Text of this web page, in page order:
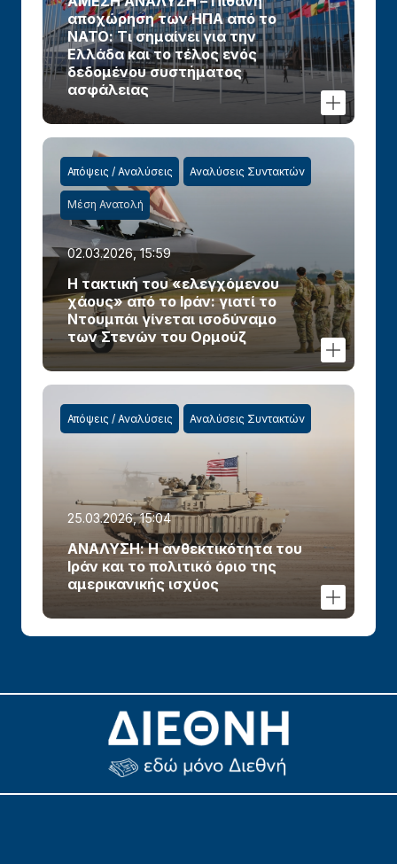
αποχώρηση των ΗΠΑ από το
ΝΑΤΟ: Τι σημαίνει για την
Ελλάδα και το τέλος ενός
δεδομένου συστήματος
ασφάλειας
Απόψεις / Αναλύσεις Αναλύσεις Συντακτών
Μέση Ανατολή
02.03.2026, 15:59
Η τακτική του «ελεγχόμενου
χάους» από το Ιράν: γιατί το
Ντουμπάι γίνεται ισοδύναμο
των Στενών του Ορμούζ
Απόψεις / Αναλύσεις Αναλύσεις Συντακτών
25.03.2026, 15:04
ΑΝΑΛΥΣΗ: Η ανθεκτικότητα του
Ιράν και το πολιτικό όριο της
αμερικανικής ισχύος